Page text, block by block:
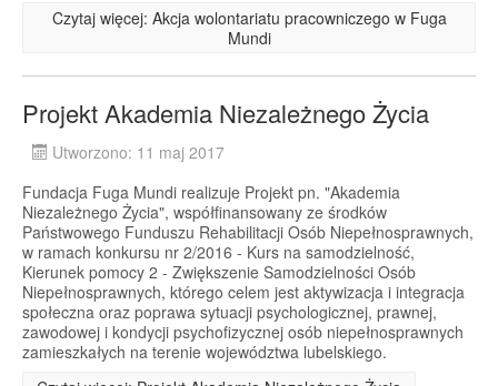
Czytaj więcej: Akcja wolontariatu pracowniczego w Fuga
Mundi
Projekt Akademia Niezależnego Życia
Utworzono: 11 maj 2017
Fundacja Fuga Mundi realizuje Projekt pn. "Akademia
Niezależnego Życia", współfinansowany ze środków
Państwowego Funduszu Rehabilitacji Osób Niepełnosprawnych,
w ramach konkursu nr 2/2016 - Kurs na samodzielność,
Kierunek pomocy 2 - Zwiększenie Samodzielności Osób
Niepełnosprawnych, którego celem jest aktywizacja i integracja
społeczna oraz poprawa sytuacji psychologicznej, prawnej,
zawodowej i kondycji psychofizycznej osób niepełnosprawnych
zamieszkałych na terenie województwa lubelskiego.